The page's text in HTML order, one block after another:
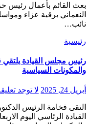
بعث القائم بأعمال رئيس حزب التضامن الوطني المهندس عبدالله
النعماني برقية عزاء
نائب…
رئيسية
رئيس مجلس القيادة يلتقي
والمكونات السياسية
أبريل 24, 2025 لا توجد
القيادة الرئاسي اليوم